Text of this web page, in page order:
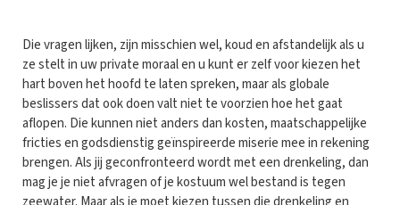
Die vragen lijken, zijn misschien wel, koud en afstandelijk als u
ze stelt in uw private moraal en u kunt er zelf voor kiezen het
hart boven het hoofd te laten spreken, maar als globale
beslissers dat ook doen valt niet te voorzien hoe het gaat
aflopen. Die kunnen niet anders dan kosten, maatschappelijke
fricties en godsdienstig geïnspireerde miserie mee in rekening
brengen. Als jij geconfronteerd wordt met een drenkeling, dan
mag je je niet afvragen of je kostuum wel bestand is tegen